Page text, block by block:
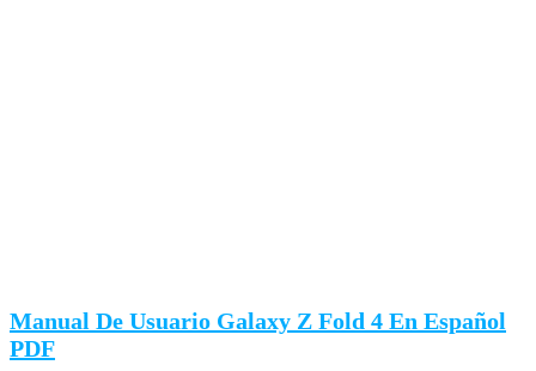
Manual De Usuario Galaxy Z Fold 4 En Español
PDF